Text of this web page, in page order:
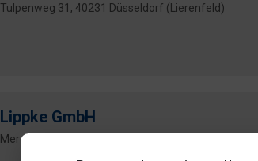
Tulpenweg 31, 40231 Düsseldorf (Lierenfeld)
Lippke GmbH
Merowingerstr. 18, 40223 Düsseldorf (Bilk)